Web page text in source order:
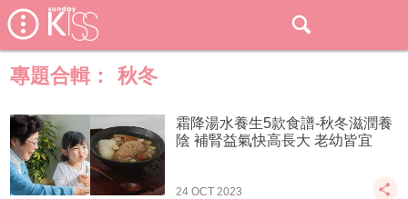
專題合輯： 秋冬
霜降湯水養生5款食譜-秋冬滋潤養
陰 補腎益氣快高長大 老幼皆宜
24 OCT 2023